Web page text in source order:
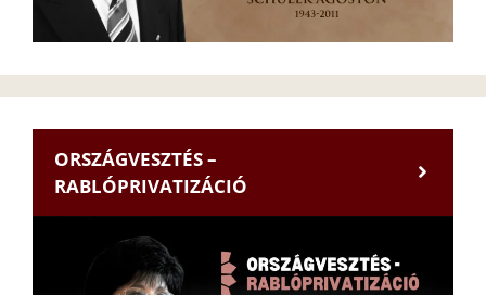
ORSZÁGVESZTÉS –
RABLÓPRIVATIZÁCIÓ